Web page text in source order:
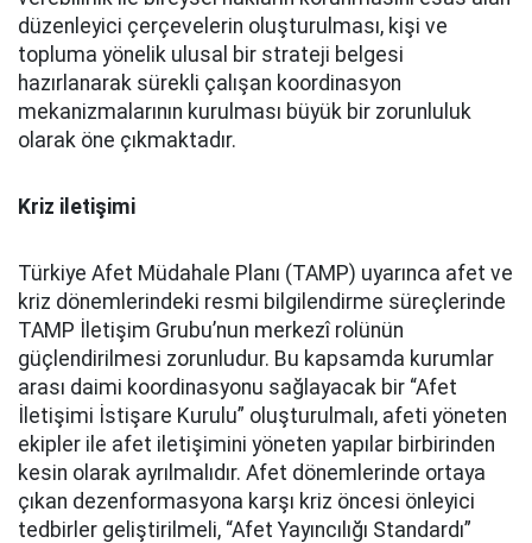
düzenleyici çerçevelerin oluşturulması, kişi ve
topluma yönelik ulusal bir strateji belgesi
hazırlanarak sürekli çalışan koordinasyon
mekanizmalarının kurulması büyük bir zorunluluk
olarak öne çıkmaktadır.
Kriz iletişimi
Türkiye Afet Müdahale Planı (TAMP) uyarınca afet ve
kriz dönemlerindeki resmi bilgilendirme süreçlerinde
TAMP İletişim Grubu’nun merkezî rolünün
güçlendirilmesi zorunludur. Bu kapsamda kurumlar
arası daimi koordinasyonu sağlayacak bir “Afet
İletişimi İstişare Kurulu” oluşturulmalı, afeti yöneten
ekipler ile afet iletişimini yöneten yapılar birbirinden
kesin olarak ayrılmalıdır. Afet dönemlerinde ortaya
çıkan dezenformasyona karşı kriz öncesi önleyici
tedbirler geliştirilmeli, “Afet Yayıncılığı Standardı”